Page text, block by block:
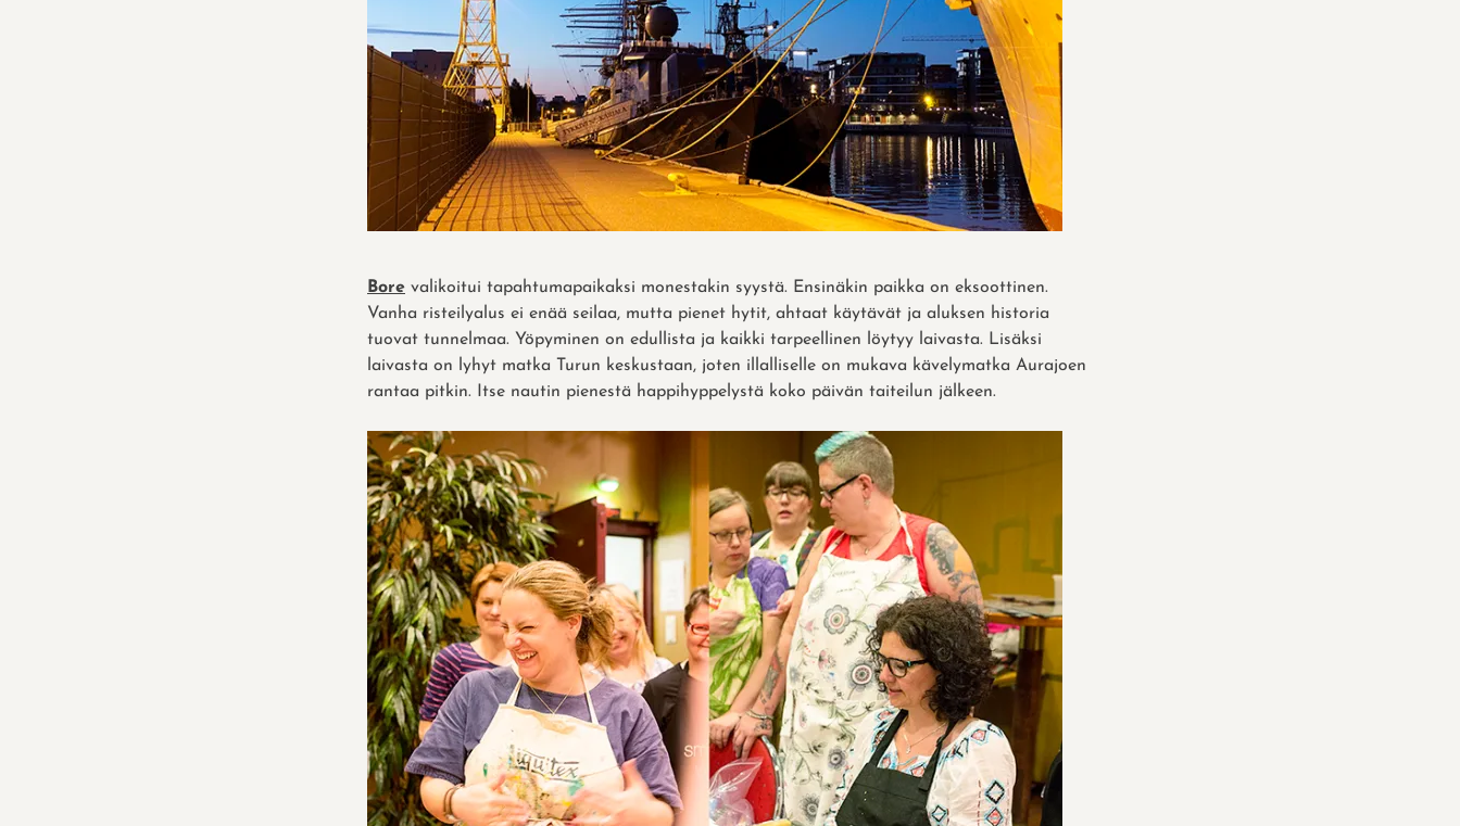
Bore valikoitui tapahtumapaikaksi monestakin syystä. Ensinäkin paikka on eksoottinen.
Vanha risteilyalus ei enää seilaa, mutta pienet hytit, ahtaat käytävät ja aluksen historia
tuovat tunnelmaa. Yöpyminen on edullista ja kaikki tarpeellinen löytyy laivasta. Lisäksi
laivasta on lyhyt matka Turun keskustaan, joten illalliselle on mukava kävelymatka Aurajoen
rantaa pitkin. Itse nautin pienestä happihyppelystä koko päivän taiteilun jälkeen.